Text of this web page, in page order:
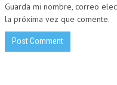
Guarda mi nombre, correo
la próxima vez que comente.